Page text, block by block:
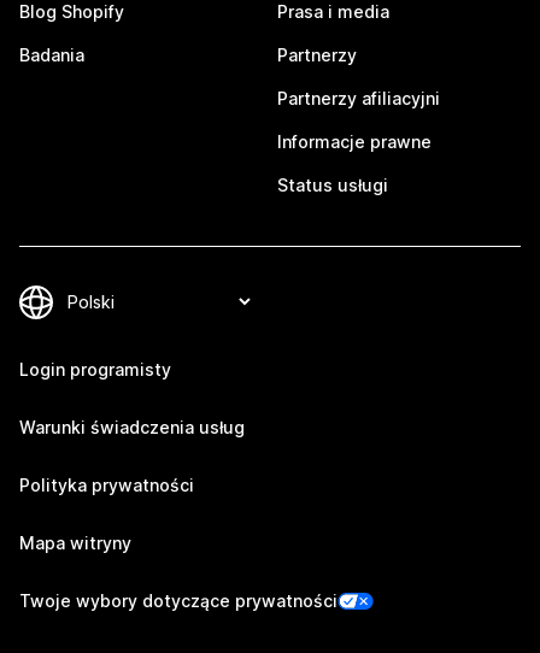
Blog Shopify
Badania
Prasa i media
Partnerzy
Partnerzy afiliacyjni
Informacje prawne
Status usługi
Login programisty
Warunki świadczenia usług
Polityka prywatności
Mapa witryny
Twoje wybory dotyczące prywatności